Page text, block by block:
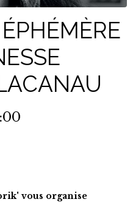
vous organise